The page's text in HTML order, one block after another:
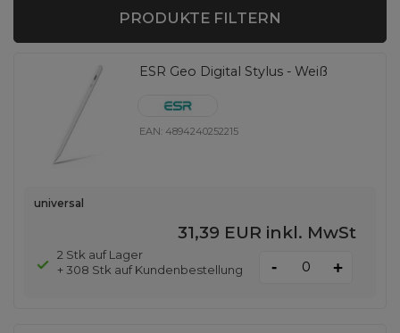
PRODUKTE FILTERN
ESR Geo Digital Stylus - Weiß
EAN: 4894240252215
universal
31,39 EUR inkl. MwSt
2 Stk auf Lager
+ 308 Stk auf Kundenbestellung
- +